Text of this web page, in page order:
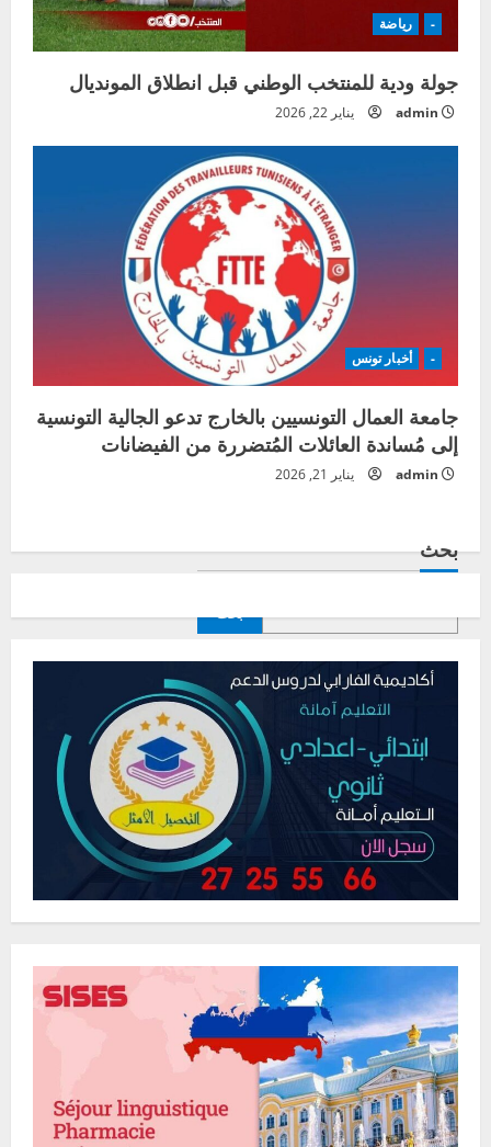
- رياضة
جولة ودية للمنتخب الوطني قبل انطلاق المونديال
admin يناير 22, 2026
- أخبار تونس
جامعة العمال التونسيين بالخارج تدعو الجالية التونسية
إلى مُساندة العائلات المُتضررة من الفيضانات
admin يناير 21, 2026
بحث
بحث